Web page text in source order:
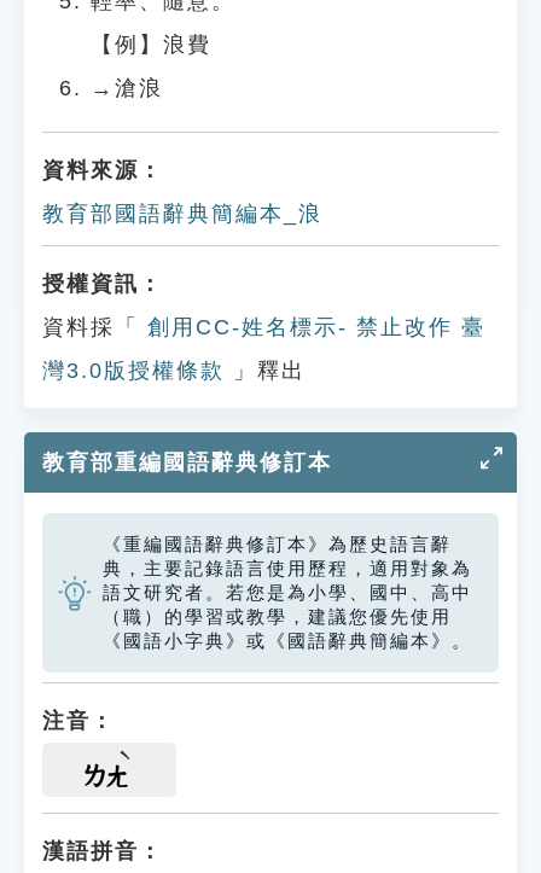
【例】浪費
→滄浪
資料來源：
教育部國語辭典簡編本_浪
授權資訊：
資料採「
創用CC-姓名標示- 禁止改作 臺
灣3.0版授權條款
」釋出
教育部重編國語辭典修訂本
《重編國語辭典修訂本》為歷史語言辭
典，主要記錄語言使用歷程，適用對象為
語文研究者。若您是為小學、國中、高中
（職）的學習或教學，建議您優先使用
《國語小字典》或《國語辭典簡編本》。
注音：
ㄌㄤ
漢語拼音：